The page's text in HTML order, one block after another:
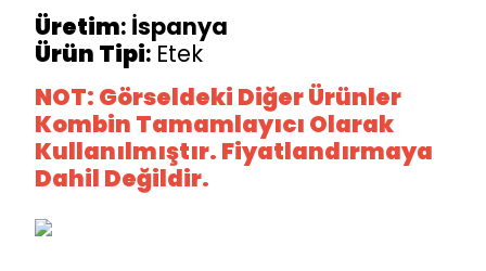
Üretim: İspanya
Ürün Tipi: Etek
NOT: Görseldeki Diğer Ürünler
Kombin Tamamlayıcı Olarak
Kullanılmıştır. Fiyatlandırmaya
Dahil Değildir.